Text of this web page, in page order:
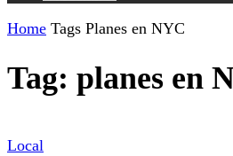
Home Tags Planes en NYC
Tag: planes en
Local